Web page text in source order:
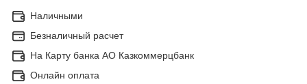
Наличными
Безналичный расчет
На Карту банка АО Казкоммерцбанк
Онлайн оплата